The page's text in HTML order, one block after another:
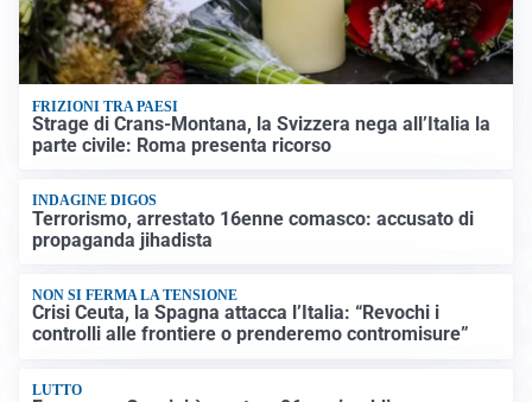
FRIZIONI TRA PAESI
Strage di Crans-Montana, la Svizzera nega all’Italia la
parte civile: Roma presenta ricorso
INDAGINE DIGOS
Terrorismo, arrestato 16enne comasco: accusato di
propaganda jihadista
NON SI FERMA LA TENSIONE
Crisi Ceuta, la Spagna attacca l’Italia: “Revochi i
controlli alle frontiere o prenderemo contromisure”
LUTTO